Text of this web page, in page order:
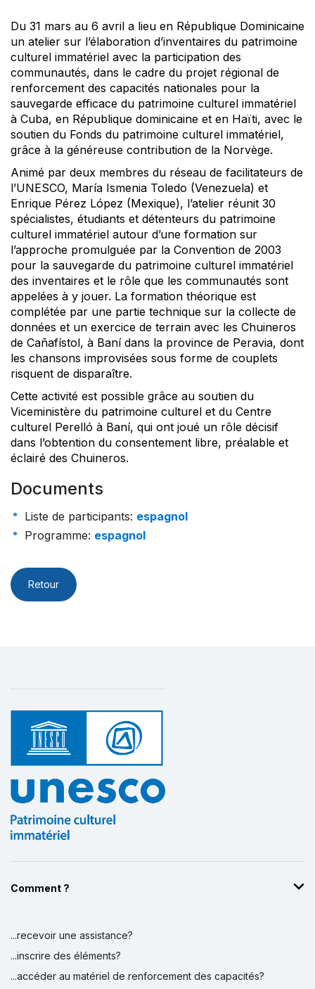
Du 31 mars au 6 avril a lieu en République Dominicaine
un atelier sur l’élaboration d’inventaires du patrimoine
culturel immatériel avec la participation des
communautés, dans le cadre du projet régional de
renforcement des capacités nationales pour la
sauvegarde efficace du patrimoine culturel immatériel
à Cuba, en République dominicaine et en Haïti, avec le
soutien du Fonds du patrimoine culturel immatériel,
grâce à la généreuse contribution de la Norvège.
Animé par deux membres du réseau de facilitateurs de
l’UNESCO, María Ismenia Toledo (Venezuela) et
Enrique Pérez López (Mexique), l’atelier réunit 30
spécialistes, étudiants et détenteurs du patrimoine
culturel immatériel autour d’une formation sur
l’approche promulguée par la Convention de 2003
pour la sauvegarde du patrimoine culturel immatériel
des inventaires et le rôle que les communautés sont
appelées à y jouer. La formation théorique est
complétée par une partie technique sur la collecte de
données et un exercice de terrain avec les Chuineros
de Cañafístol, à Baní dans la province de Peravia, dont
les chansons improvisées sous forme de couplets
risquent de disparaître.
Cette activité est possible grâce au soutien du
Viceministère du patrimoine culturel et du Centre
culturel Perelló à Baní, qui ont joué un rôle décisif
dans l’obtention du consentement libre, préalable et
éclairé des Chuineros.
Documents
Liste de participants: espagnol
Programme: espagnol
Retour
Comment ?
...recevoir une assistance?
...inscrire des éléments?
...accéder au matériel de renforcement des capacités?